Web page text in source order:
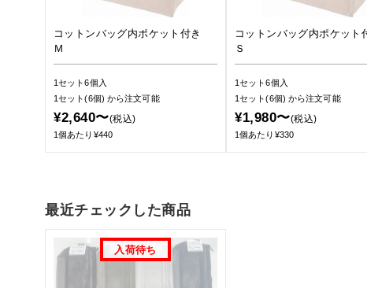
コットンバッグ内ポケット付き
Ｍ
1セット6個入
1セット(6個) から注文可能
¥2,640〜(税込)
1個あたり¥440
コットンバッグ内ポケッ
Ｓ
1セット6個入
1セット(6個) から注文可能
¥1,980〜(税込)
1個あたり¥330
最近チェックした商品